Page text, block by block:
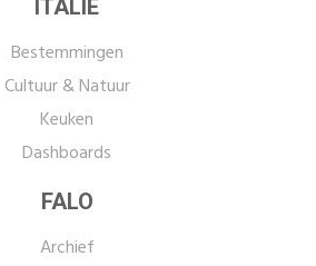
ITALIE
Bestemmingen
Cultuur & Natuur
Keuken
Dashboards
FALO
Archief